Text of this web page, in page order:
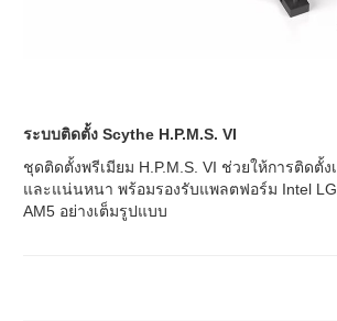
ระบบติดตั้ง Scythe H.P.M.S. VI
ชุดติดตั้งพรีเมียม H.P.M.S. VI ช่วยให้การติดตั้ง
และแน่นหนา พร้อมรองรับแพลตฟอร์ม Intel
AM5 อย่างเต็มรูปแบบ